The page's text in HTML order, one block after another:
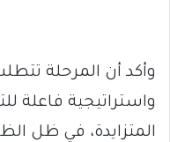
وأكد أن المرحلة
واستراتيجية فاعلة
المتزايدة، في ظل